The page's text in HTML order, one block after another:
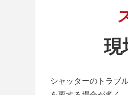
現
シャッターのトラブ